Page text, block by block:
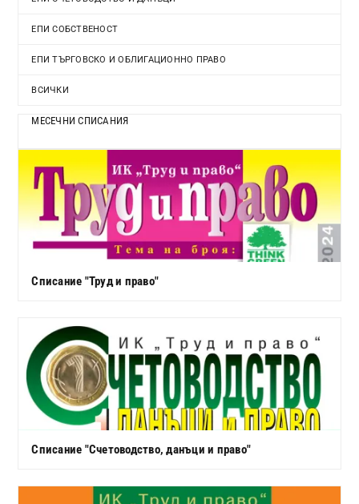
ЕПИ СОБСТВЕНОСТ
ЕПИ ТЪРГОВСКО И ОБЛИГАЦИОННО ПРАВО
ВСИЧКИ
МЕСЕЧНИ СПИСАНИЯ
Списание "Труд и право"
Списание "Счетоводство, данъци и право"